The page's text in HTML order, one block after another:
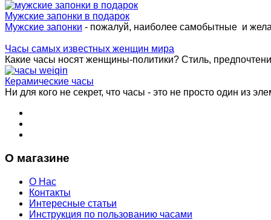
Мужские запонки в подарок
Мужские запонки - пожалуй, наиболее самобытные и
Часы самых известных женщин мира
Какие часы носят женщины-политики? Стиль,
Керамические часы
Ни для кого не секрет, что часы - это не просто один из
О магазине
О Нас
Контакты
Интересные статьи
Инструкция по пользованию часами